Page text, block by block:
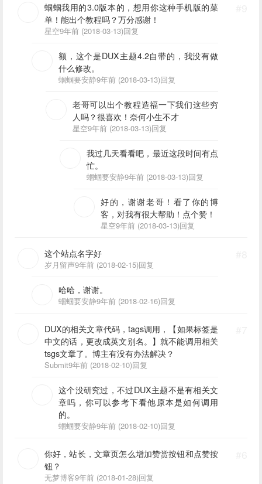
蝈蝈我用的3.0版本的，想用你这种手机版的菜
单！能出个教程吗？万分感谢！
星空9年前 (2018-03-13)回复
额，这个是DUX主题4.2自带的，我没有做
什么修改。
蝈蝈要安静9年前 (2018-03-13)回复
老哥可以出个教程造福一下我们这些穷
人吗？很喜欢！奈何小生不才
星空9年前 (2018-03-13)回复
我过几天看看吧，最近这段时间有点
忙。
蝈蝈要安静9年前 (2018-03-13)回复
好的，谢谢老哥！看了你的博
客，对我有很大帮助！点个赞！
星空9年前 (2018-03-13)回复
这个站点名字好
岁月留声9年前 (2018-02-15)回复
哈哈，谢谢。
蝈蝈要安静9年前 (2018-02-16)回复
DUX的相关文章代码，tags调用，【如果标签是
中文的话，更改成英文别名。】就不能调用相关
tsgs文章了。博主有没有办法解决？
Submit9年前 (2018-02-10)回复
这个没研究过，不过DUX主题不是有相关文
章吗，你可以参考下看他原本是如何调用
的。
蝈蝈要安静9年前 (2018-02-10)回复
你好，站长，文章页怎么增加赞赏按钮和点赞按
钮？
无梦博客9年前 (2018-01-28)回复